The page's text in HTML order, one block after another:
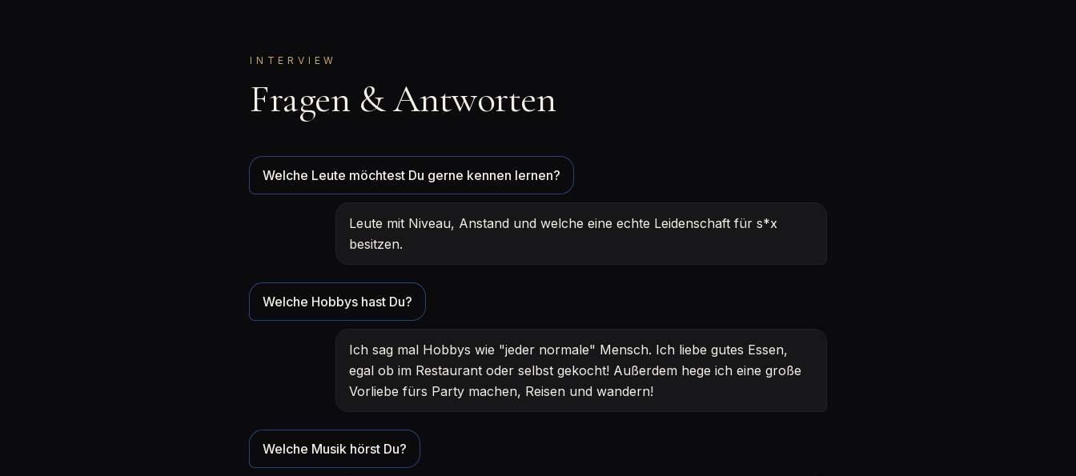
INTERVIEW
Fragen & Antworten
Welche Leute möchtest Du gerne kennen lernen?
Leute mit Niveau, Anstand und welche eine echte Leidenschaft für s*x
besitzen.
Welche Hobbys hast Du?
Ich sag mal Hobbys wie "jeder normale" Mensch. Ich liebe gutes Essen,
egal ob im Restaurant oder selbst gekocht! Außerdem hege ich eine große
Vorliebe fürs Party machen, Reisen und wandern!
Welche Musik hörst Du?